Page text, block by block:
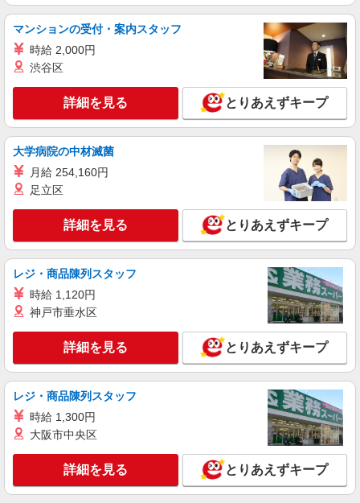
時給1500円
愛知県名古屋市西区／最寄駅：東枇杷島駅、浄
心駅 ●市バス「琵琶里町」バス停徒歩2分 ≪
車通勤可≫ ●車通勤を希望される場合はご自身で
詳細を見る
派遣社員
パーソルテンプスタッフ株式会社 名古屋コーディネートセンタ
ー/26-0584231
9月開始★［在宅週4＊名駅直結］ほぼ電話な
時給1550円 【月収例】時給1,550円×実働7時
間50分×月21日＝253,890円＋残業代
愛知県名古屋市西区／最寄駅：名古屋駅 ※
名古屋駅直結ビル！桜通線・近鉄・名鉄・あおな
み線からも便利
キープ 詳細を見る
パーソルテンプスタッフ株式会社 名古屋コーディネートセンタ
ー/26-0609319
9月★週半分は在宅［簿記を勉強したことある
方歓迎］質問しやすい経理アシ
時給1500円 【月収例】時給1,500円×7時間50
分×月21日＋残業代＝261,375円☆彡
愛知県名古屋市西区／最寄駅：名古屋駅
【名古屋駅直結】これからの寒い時期にはうれし
い地下直結ビル！
キープ 詳細を見る
マンションの受付・案内スタッフ
時給 2,000円
渋谷区
詳細を見る とりあえずキープ
大学病院の中材滅菌
月給 254,160円
足立区
詳細を見る とりあえずキープ
レジ・商品陳列スタッフ
時給 1,120円
神戸市垂水区
詳細を見る とりあえずキープ
レジ・商品陳列スタッフ
時給 1,300円
大阪市中央区
詳細を見る とりあえずキープ